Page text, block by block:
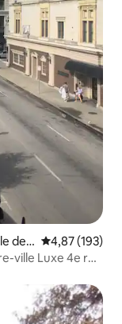
des
Évaluation
4,87 (193)